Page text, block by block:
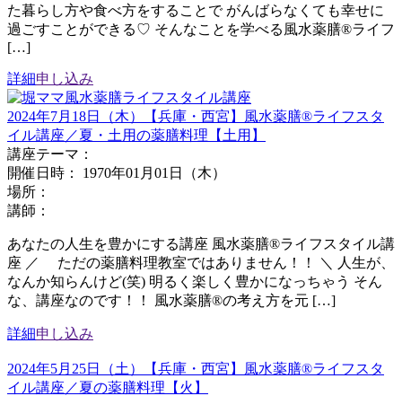
た暮らし方や食べ方をすることで がんばらなくても幸せに
過ごすことができる♡ そんなことを学べる風水薬膳®ライフ
[…]
詳細申し込み
2024年7月18日（木）【兵庫・西宮】風水薬膳®︎ライフスタ
イル講座／夏・土用の薬膳料理【土用】
講座テーマ：
開催日時： 1970年01月01日（木）
場所：
講師：
あなたの人生を豊かにする講座 風水薬膳®ライフスタイル講
座 ／ ただの薬膳料理教室ではありません！！ ＼ 人生が、
なんか知らんけど(笑) 明るく楽しく豊かになっちゃう そん
な、講座なのです！！ 風水薬膳®︎の考え方を元 […]
詳細申し込み
2024年5月25日（土）【兵庫・西宮】風水薬膳®︎ライフスタ
イル講座／夏の薬膳料理【火】